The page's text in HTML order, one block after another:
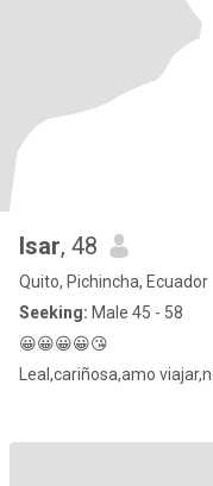
Isar, 48
Quito, Pichincha, Ecuador
Seeking: Male 45 - 58
😀😀😀😀😘
Leal,cariñosa,amo